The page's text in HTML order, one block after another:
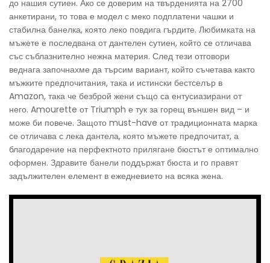
до нашия сутиен. Ако се доверим на твърденията на 2700
анкетирани, то това е модел с меко подплатени чашки и
стабилна банелка, която леко повдига гърдите. Любимката на
мъжете е последвана от дантелен сутиен, който се отличава
със съблазнително нежна материя. След тези отговори
веднага започнахме да търсим вариант, който съчетава както
мъжките предпочитания, така и истински бестселър в
Amazon, така че безброй жени също са ентусиазирани от
него. Amourette от Triumph е тук за горещ външен вид – и
може би повече. Защото must-have от традиционната марка
се отличава с лека дантела, която мъжете предпочитат, а
благодарение на перфектното прилягане бюстът е оптимално
оформен. Здравите банели поддържат бюста и го правят
задължителен елемент в ежедневието на всяка жена.